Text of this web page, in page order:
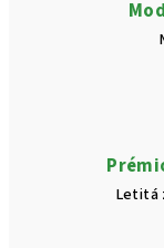
Letitá